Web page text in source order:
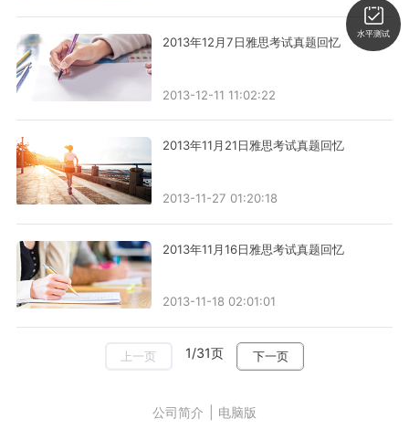
2013年12月7日雅思考试真题回忆
2013-12-11 11:02:22
2013年11月21日雅思考试真题回忆
2013-11-27 01:20:18
2013年11月16日雅思考试真题回忆
2013-11-18 02:01:01
上一页 1/31页 下一页
公司简介
电脑版
水平测试